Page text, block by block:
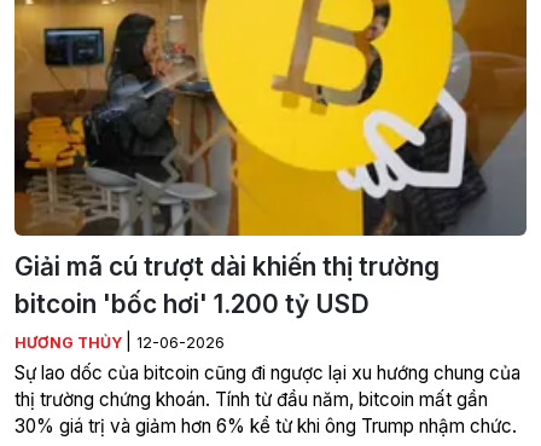
Giải mã cú trượt dài khiến thị trường
bitcoin 'bốc hơi' 1.200 tỷ USD
HƯƠNG THỦY 12-06-2026
Sự lao dốc của bitcoin cũng đi ngược lại xu hướng chung của
thị trường chứng khoán. Tính từ đầu năm, bitcoin mất gần
30% giá trị và giảm hơn 6% kể từ khi ông Trump nhậm chức.